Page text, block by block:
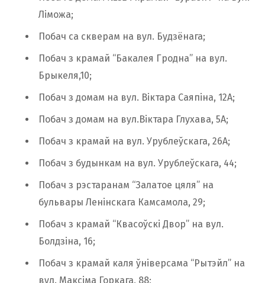
Ліможа;
Побач са скверам на вул. Будзёнага;
Побач з крамай “Бакалея Гродна” на вул.
Брыкеля,10;
Побач з домам на вул. Віктара Саяпіна, 12А;
Побач з домам на вул.Віктара Глухава, 5А;
Побач з крамай на вул. Урублеўскага, 26А;
Побач з будынкам на вул. Урублеўскага, 44;
Побач з рэстаранам “Залатое цяля” на
бульвары Ленінскага Камсамола, 29;
Побач з крамай “Квасоўскі Двор” на вул.
Болдзіна, 16;
Побач з крамай каля ўніверсама “Рытэйл” на
вул. Максіма Горкага, 88;